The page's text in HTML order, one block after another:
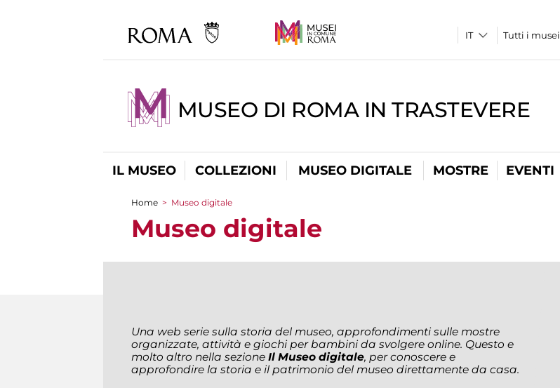
Tutti i musei
MUSEO DI ROMA IN TRASTEVERE
IL MUSEO COLLEZIONI MUSEO DIGITALE MOSTRE EVENTI
Tu sei qui
Home > Museo digitale
Museo digitale
Una web serie sulla storia del museo, approfondimenti sulle mostre
organizzate, attività e giochi per bambini da svolgere online. Questo e
molto altro nella sezione Il Museo digitale, per conoscere e
approfondire la storia e il patrimonio del museo direttamente da casa.